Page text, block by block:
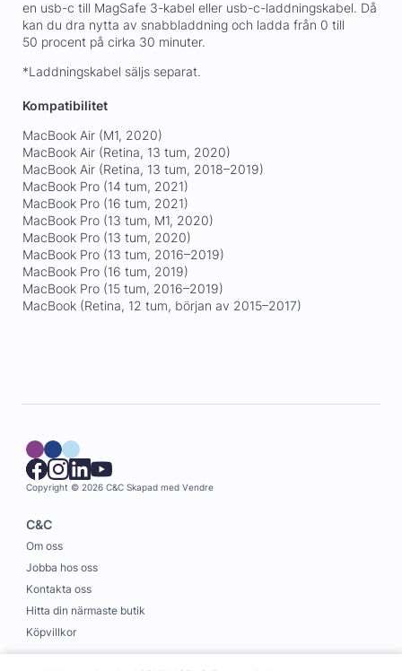
en usb-c till MagSafe 3-kabel eller usb-c-laddningskabel. Då
kan du dra nytta av snabbladdning och ladda från 0 till
50 procent på cirka 30 minuter.
*Laddningskabel säljs separat.
Kompatibilitet
MacBook Air (M1, 2020)
MacBook Air (Retina, 13 tum, 2020)
MacBook Air (Retina, 13 tum, 2018–2019)
MacBook Pro (14 tum, 2021)
MacBook Pro (16 tum, 2021)
MacBook Pro (13 tum, M1, 2020)
MacBook Pro (13 tum, 2020)
MacBook Pro (13 tum, 2016–2019)
MacBook Pro (16 tum, 2019)
MacBook Pro (15 tum, 2016–2019)
MacBook (Retina, 12 tum, början av 2015–2017)
Copyright © 2026 C&C Skapad med Vendre
C&C
Om oss
Jobba hos oss
Kontakta oss
Hitta din närmaste butik
Köpvillkor